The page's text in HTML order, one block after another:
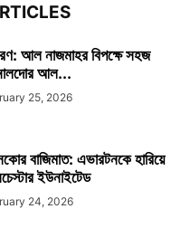
আল নাজমাহর বিপক্ষে সহজ
আল...
25, 2026
বাজিমাত: এভারটনকে হারিয়ে
ইউনাইটেড
24, 2026